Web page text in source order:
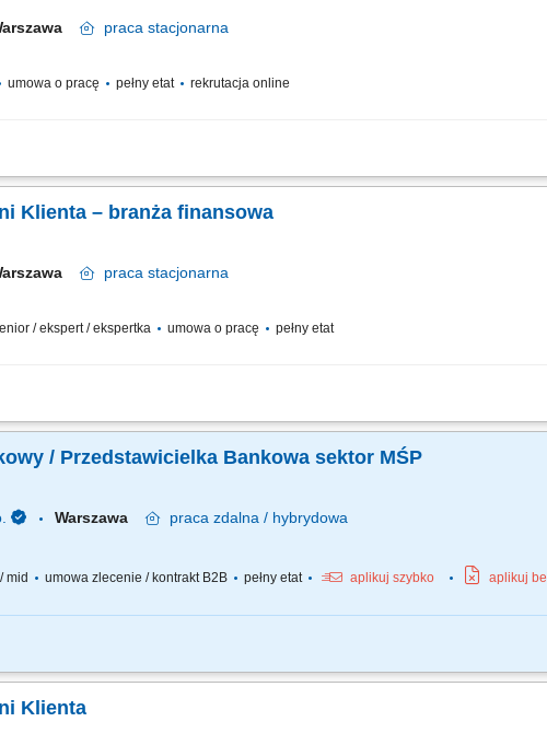
praca stacjonarna
umowa o pracę pełny etat rekrutacja online
dobrych relacji z klientami; realizacja celów sprzedażowych; dbałość o wysoką jakość
Klienta – branża finansowa
praca stacjonarna
/ ekspert / ekspertka umowa o pracę pełny etat
budowanie z nimi długofalowych relacji. Diagnozowanie potrzeb klientów i
/ Przedstawicielka Bankowa sektor MŚP
Warszawa praca zdalna / hybrydowa
mid umowa zlecenie / kontrakt B2B pełny etat aplikuj szybko aplikuj
biznesowych oraz sprzedaż produktów finansowych B2B, takich jak leasing,
Klienta